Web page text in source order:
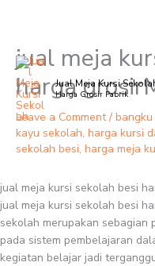
Skip
content
Jual Meja Kursi
Harga Grosir Pabrik
jual meja
harga
Leave a Comment /
kayu sekolah, harga kursi
sekolah besi, harga meja
jual meja kursi sekolah besi
jual meja kursi sekolah besi
sekolah merupakan sebagian
pada sistem pembelajaran
kegiatan belajar jadi